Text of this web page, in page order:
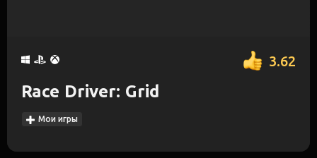
3.62
Race Driver: Grid
Мои игры